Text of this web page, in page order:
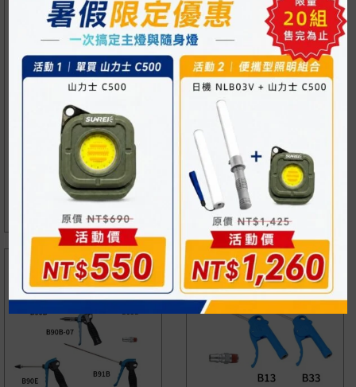
可調式風槍 橡膠噴頭 B
80E 外徑8mm 鐵管10
Cm 附1/4″PT快速接頭
吹塵槍 空氣噴槍
NT$240
大流量風槍 B60 鋁製本
體 附3/8″PT快速接頭
吹塵槍 空氣噴槍
NT$ 370